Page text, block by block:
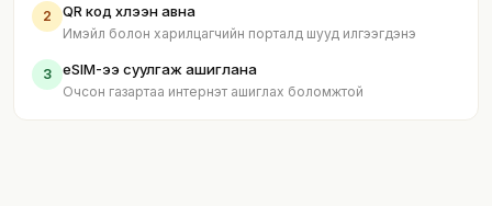
2 QR код хүлээн авна
Имэйл болон харилцагчийн порталд шууд илгээгдэнэ
3 eSIM-ээ суулгаж ашиглана
Очсон газартаа интернэт ашиглах боломжтой